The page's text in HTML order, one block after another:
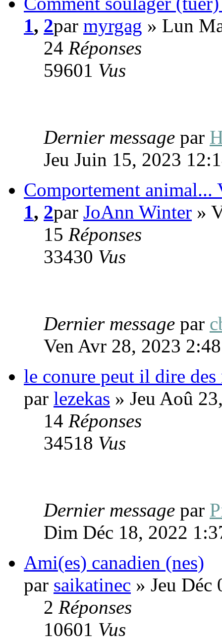
1, 2par myrgag » Lun
24 Réponses
59601 Vus
Dernier message par
Jeu Juin 15, 2023
Comportement
1, 2par JoAnn Winter »
15 Réponses
33430 Vus
Dernier message par
Ven Avr 28, 2023
le conure peut il dire des
par lezekas » Jeu Aoû
14 Réponses
34518 Vus
Dernier message par
Dim Déc 18, 2022
Ami(es) canadien (nes)
par saikatinec » Jeu Déc
2 Réponses
10601 Vus